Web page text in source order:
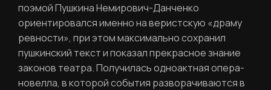
поэмой Пушкина Немирович-Данченко
ориентировался именно на веристскую «драму
ревности», при этом максимально сохранил
пушкинский текст и показал прекрасное знание
законов театра. Получилась одноактная опера-
новелла, в которой события разворачиваются в
Пароль
Задайте пароль
Отправить